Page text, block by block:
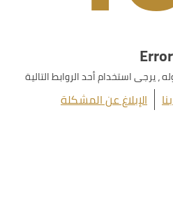
Error
استخدام أحد الروابط التالية
الإبلاغ عن المشكلة